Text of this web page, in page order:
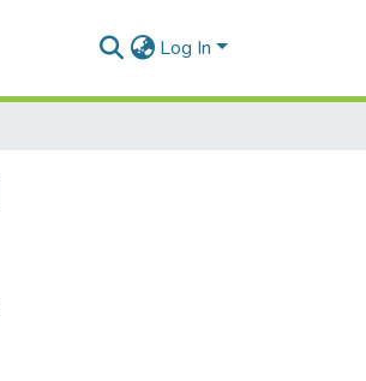
Log In